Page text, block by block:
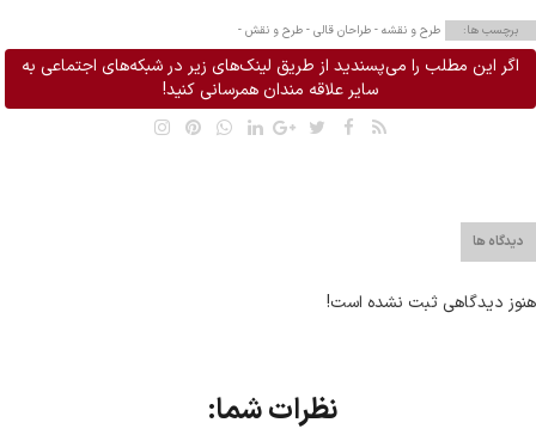
برچسب ها: طرح و نقشه - طراحان قالی - طرح و نقش -
اگر این مطلب را می‌پسندید از طریق لینک‌های زیر در شبکه‌های اجتماعی به
سایر علاقه مندان همرسانی کنید!
دیدگاه ها
هنوز دیدگاهی ثبت نشده است!
نظرات شما: